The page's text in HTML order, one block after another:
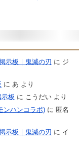
示板｜鬼滅の刃 に ジ
に あ より
示板 に こうだいより
ンハンコラボ)に 匿名
示板｜鬼滅の刃 に イ